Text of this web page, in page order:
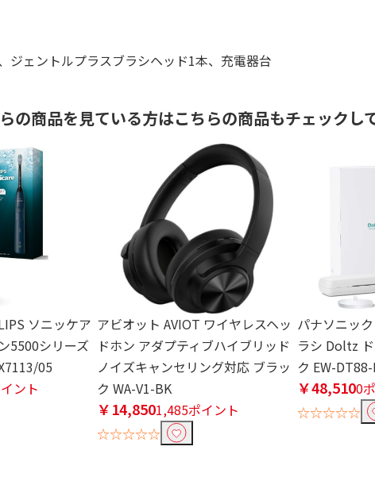
ェントルプラスブラシヘッド1本、充電器台
の商品を見ている方はこちらの商品もチェックし
ソニッケア
5500シリーズ
05
ント
アビオット AVIOT ワイヤレスヘッ
ドホン アダプティブハイブリッド
ノイズキャンセリング対応 ブラッ
ク WA-V1-BK
￥14,8501,485ポイント
☆☆☆☆☆
パナソニッ
ラシ Doltz
ク EW-
￥48,5100
☆☆☆☆☆